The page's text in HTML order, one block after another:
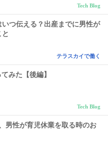
Tech Blog
つ伝える？出産までに男性が
テラスカイで働く
みた【後編】
Tech Blog
男性が育児休業を取る時のお